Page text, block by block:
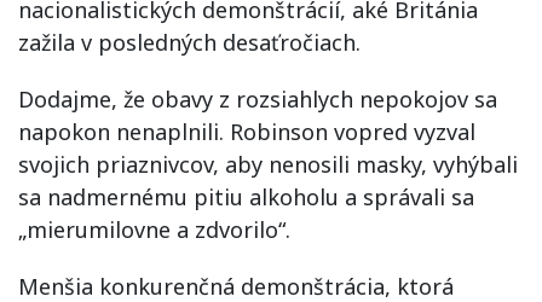
nacionalistických demonštrácií, aké Británia
zažila v posledných desaťročiach.
Dodajme, že obavy z rozsiahlych nepokojov sa
napokon nenaplnili. Robinson vopred vyzval
svojich priaznivcov, aby nenosili masky, vyhýbali
sa nadmernému pitiu alkoholu a správali sa
„mierumilovne a zdvorilo“.
Menšia konkurenčná demonštrácia, ktorá